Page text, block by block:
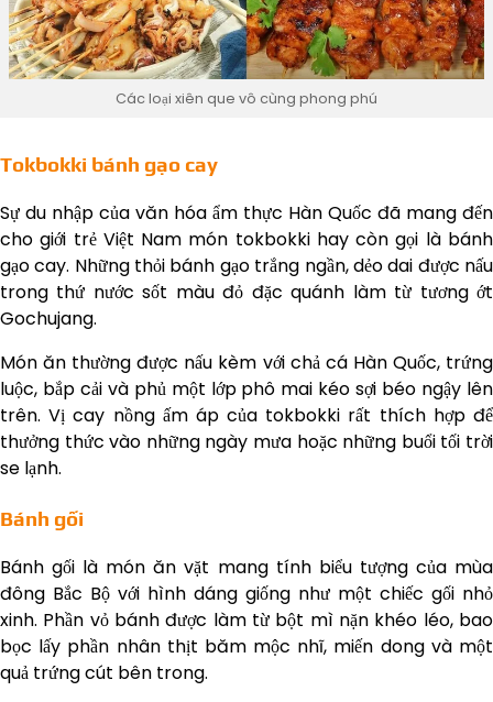
Các loại xiên que vô cùng phong phú
Tokbokki bánh gạo cay
Sự du nhập của văn hóa ẩm thực Hàn Quốc đã mang đến
cho giới trẻ Việt Nam món tokbokki hay còn gọi là bánh
gạo cay. Những thỏi bánh gạo trắng ngần, dẻo dai được nấu
trong thứ nước sốt màu đỏ đặc quánh làm từ tương ớt
Gochujang.
Món ăn thường được nấu kèm với chả cá Hàn Quốc, trứng
luộc, bắp cải và phủ một lớp phô mai kéo sợi béo ngậy lên
trên. Vị cay nồng ấm áp của tokbokki rất thích hợp để
thưởng thức vào những ngày mưa hoặc những buổi tối trời
se lạnh.
Bánh gối
Bánh gối là món ăn vặt mang tính biểu tượng của mùa
đông Bắc Bộ với hình dáng giống như một chiếc gối nhỏ
xinh. Phần vỏ bánh được làm từ bột mì nặn khéo léo, bao
bọc lấy phần nhân thịt băm mộc nhĩ, miến dong và một
quả trứng cút bên trong.